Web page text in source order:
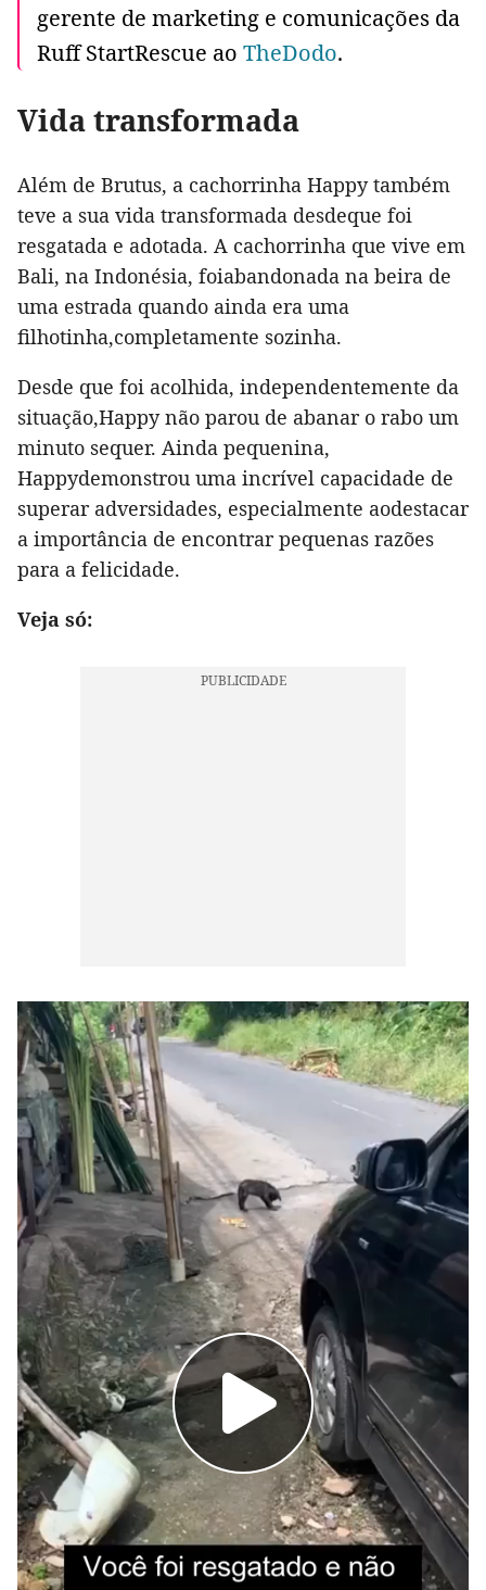
gerente de marketing e comunicações da
Ruff StartRescue ao TheDodo.
Vida transformada
Além de Brutus, a cachorrinha Happy também
teve a sua vida transformada desdeque foi
resgatada e adotada. A cachorrinha que vive em
Bali, na Indonésia, foiabandonada na beira de
uma estrada quando ainda era uma
filhotinha,completamente sozinha.
Desde que foi acolhida, independentemente da
situação,Happy não parou de abanar o rabo um
minuto sequer. Ainda pequenina,
Happydemonstrou uma incrível capacidade de
superar adversidades, especialmente aodestacar
a importância de encontrar pequenas razões
para a felicidade.
Veja só: